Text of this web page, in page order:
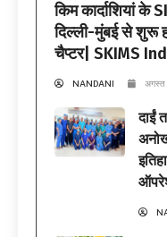
किम कार्दाशियां के
दिल्ली-मुंबई से शुरू
चैप्टर| SKIMS
NANDANI अगस्त
दाईं